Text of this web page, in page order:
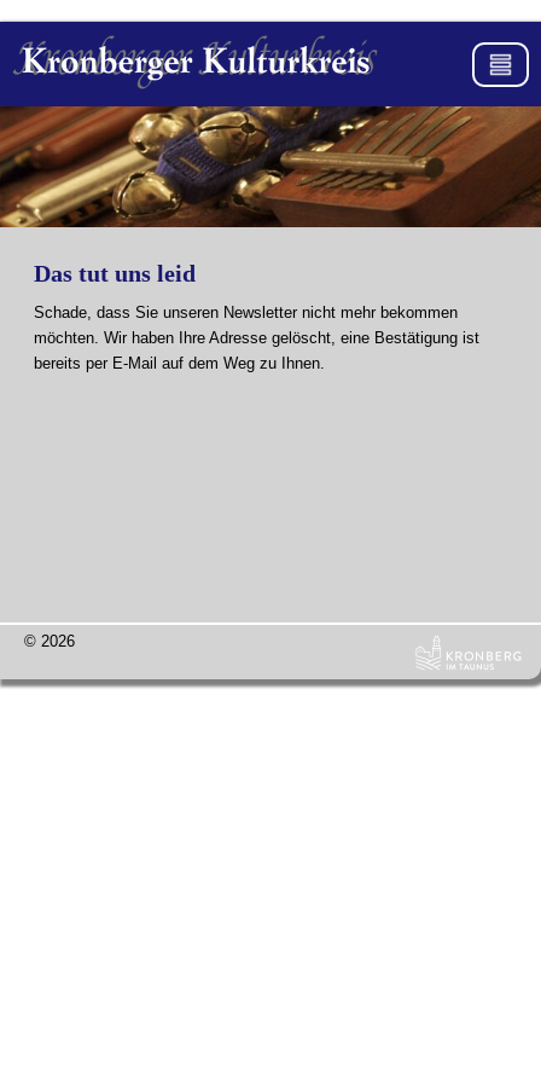
Das tut uns leid
Schade, dass Sie unseren Newsletter nicht mehr bekommen
möchten. Wir haben Ihre Adresse gelöscht, eine Bestätigung ist
bereits per E-Mail auf dem Weg zu Ihnen.
© 2026